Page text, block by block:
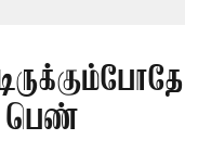
பெண்